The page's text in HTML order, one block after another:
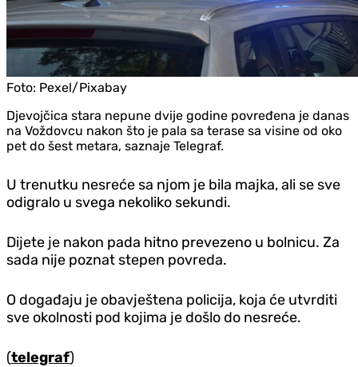
Foto: Pexel/Pixabay
Djevojčica stara nepune dvije godine povređena je danas
na Voždovcu nakon što je pala sa terase sa visine od oko
pet do šest metara, saznaje Telegraf.
U trenutku nesreće sa njom je bila majka, ali se sve
odigralo u svega nekoliko sekundi.
Dijete je nakon pada hitno prevezeno u bolnicu. Za
sada nije poznat stepen povreda.
O događaju je obavještena policija, koja će utvrditi
sve okolnosti pod kojima je došlo do nesreće.
(telegraf)